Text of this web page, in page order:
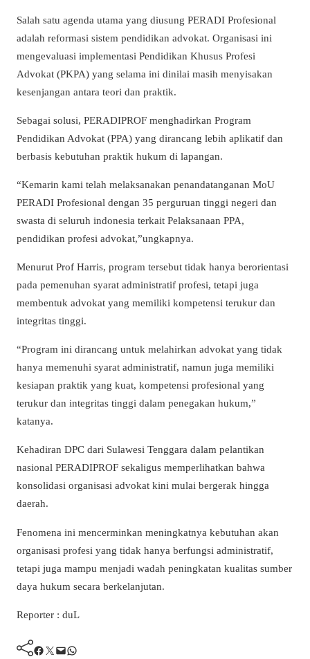
Salah satu agenda utama yang diusung PERADI Profesional
adalah reformasi sistem pendidikan advokat. Organisasi ini
mengevaluasi implementasi Pendidikan Khusus Profesi
Advokat (PKPA) yang selama ini dinilai masih menyisakan
kesenjangan antara teori dan praktik.
Sebagai solusi, PERADIPROF menghadirkan Program
Pendidikan Advokat (PPA) yang dirancang lebih aplikatif dan
berbasis kebutuhan praktik hukum di lapangan.
“Kemarin kami telah melaksanakan penandatanganan MoU
PERADI Profesional dengan 35 perguruan tinggi negeri dan
swasta di seluruh indonesia terkait Pelaksanaan PPA,
pendidikan profesi advokat,”ungkapnya.
Menurut Prof Harris, program tersebut tidak hanya berorientasi
pada pemenuhan syarat administratif profesi, tetapi juga
membentuk advokat yang memiliki kompetensi terukur dan
integritas tinggi.
“Program ini dirancang untuk melahirkan advokat yang tidak
hanya memenuhi syarat administratif, namun juga memiliki
kesiapan praktik yang kuat, kompetensi profesional yang
terukur dan integritas tinggi dalam penegakan hukum,”
katanya.
Kehadiran DPC dari Sulawesi Tenggara dalam pelantikan
nasional PERADIPROF sekaligus memperlihatkan bahwa
konsolidasi organisasi advokat kini mulai bergerak hingga
daerah.
Fenomena ini mencerminkan meningkatnya kebutuhan akan
organisasi profesi yang tidak hanya berfungsi administratif,
tetapi juga mampu menjadi wadah peningkatan kualitas sumber
daya hukum secara berkelanjutan.
Reporter : duL
Facebook Twitter Mail WhatsApp